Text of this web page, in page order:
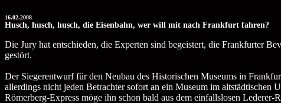
16.02.2008
Husch, husch, husch, die Eisenbahn, wer will mit nach Frankfurt fahren?
Die Jury hat entschieden, die Experten sind begeistert, die Frankfurter
gestört.
Der Siegerentwurf für den Neubau des Historischen Museums in
allerdings nicht jeden Betrachter sofort an ein Museum im
Römerberg-Express möge ihn schon bald aus dem einfallslosen